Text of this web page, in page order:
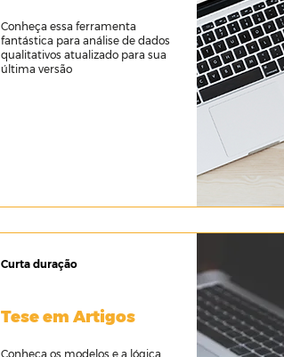
Conheça essa ferramenta
fantástica para análise de dados
qualitativos atualizado para sua
última versão
Curta duração
Tese em Artigos
Conheça os modelos e a lógica